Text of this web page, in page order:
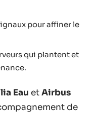
pour affiner le
qui plantent et
Eau etAirbus
de